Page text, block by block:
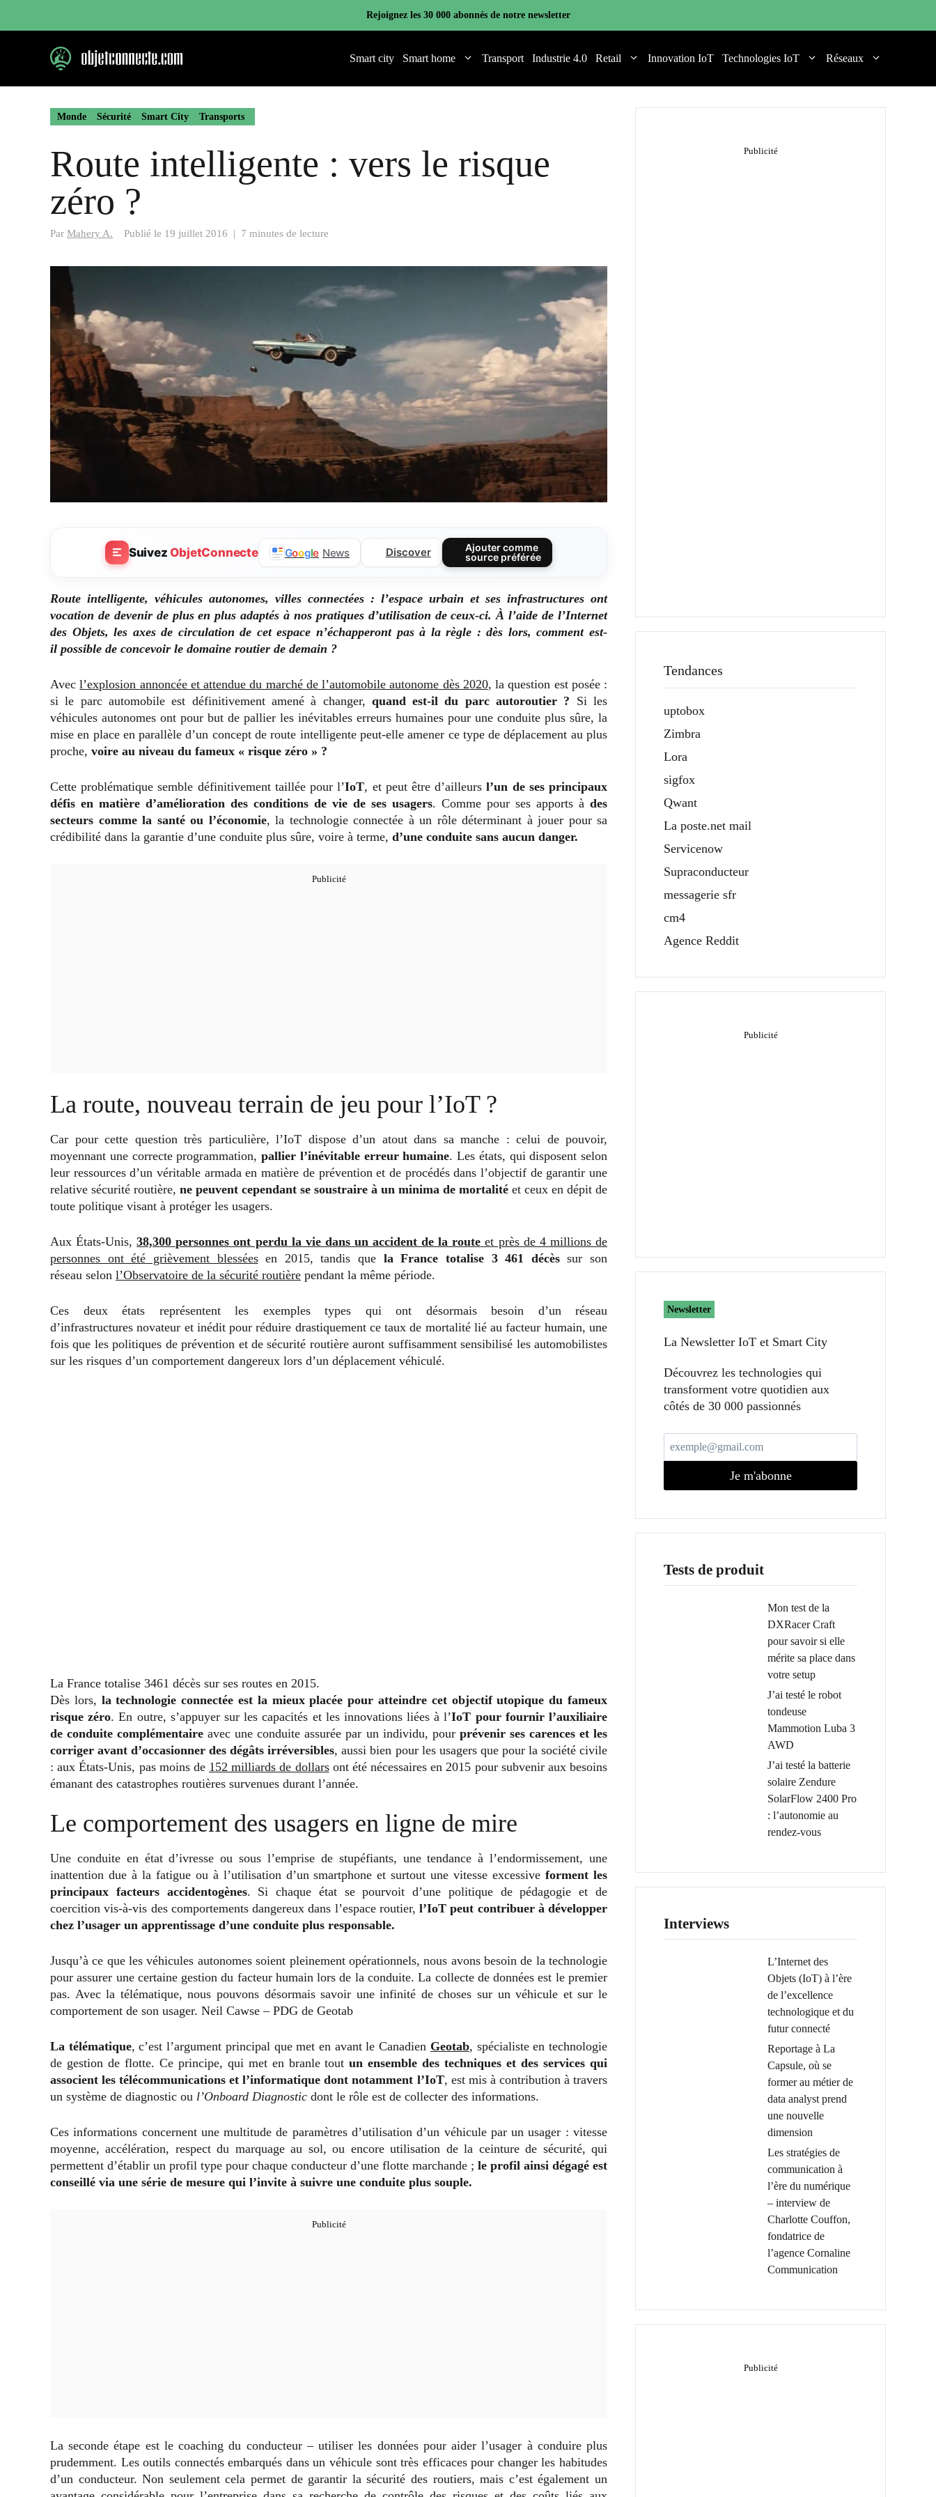
Rejoignez les 30 000 abonnés de notre newsletter
Smart city Smart home Transport Industrie 4.0 Retail Innovation IoT Technologies IoT Réseaux
Monde Sécurité Smart City Transports
Route intelligente : vers le risque
zéro ?
Par Mahery A. Publié le 19 juillet 2016 | 7 minutes de lecture
SuivezObjetConnecte Google News Discover
Ajouter comme
source préférée
Route intelligente, véhicules autonomes, villes connectées : l’espace urbain et ses infrastructures ont
vocation de devenir de plus en plus adaptés à nos pratiques d’utilisation de ceux-ci. À l’aide de l’Internet
des Objets, les axes de circulation de cet espace n’échapperont pas à la règle : dès lors, comment est-
il possible de concevoir le domaine routier de demain ?
Avecl’explosion annoncée et attendue du marché de l’automobile autonome dès 2020, la question est posée :
si le parc automobile est définitivement amené à changer, quand est-il du parc autoroutier ? Si les
véhicules autonomes ont pour but de pallier les inévitables erreurs humaines pour une conduite plus sûre, la
mise en place en parallèle d’un concept de route intelligente peut-elle amener ce type de déplacement au plus
proche, voire au niveau du fameux « risque zéro » ?
Cette problématique semble définitivement taillée pour l’IoT, et peut être d’ailleursl’un de ses principaux
défis en matière d’amélioration des conditions de vie de ses usagers. Comme pour ses apports à des
secteurs comme la santé ou l’économie, la technologie connectée à un rôle déterminant à jouer pour sa
crédibilité dans la garantie d’une conduite plus sûre, voire à terme, d’une conduite sans aucun danger.
La route, nouveau terrain de jeu pour l’IoT ?
Car pour cette question très particulière, l’IoT dispose d’un atout dans sa manche : celui de pouvoir,
moyennant une correcte programmation, pallier l’inévitable erreur humaine. Les états, qui disposent selon
leur ressources d’un véritable armada en matière de prévention et de procédés dans l’objectif de garantir une
relative sécurité routière, ne peuvent cependant se soustraire à un minima de mortalité et ceux en dépit de
toute politique visant à protéger les usagers.
Aux États-Unis,38,300 personnes ont perdu la vie dans un accident de la route et près de 4 millions de
personnes ont été grièvement blesséesen 2015, tandis que la France totalise 3 461 décèssur son
réseau selon l’Observatoire de la sécurité routière pendant la même période.
Ces deux états représentent les exemples types qui ont désormais besoin d’un réseau
d’infrastructures novateur et inédit pour réduire drastiquement ce taux de mortalité lié au facteur humain, une
fois que les politiques de prévention et de sécurité routière auront suffisamment sensibilisé les automobilistes
sur les risques d’un comportement dangereux lors d’un déplacement véhiculé.
La France totalise 3461 décès sur ses routes en 2015.
Dès lors, la technologie connectée est la mieux placée pour atteindre cet objectif utopique du fameux
risque zéro. En outre, s’appuyer sur les capacités et les innovations liées à l’IoT pour fournir l’auxiliaire
de conduite complémentaire avec une conduite assurée par un individu, pour prévenir ses carences et les
corriger avant d’occasionner des dégâts irréversibles, aussi bien pour les usagers que pour la société civile
: aux États-Unis, pas moins de 152 milliards de dollarsont été nécessaires en 2015 pour subvenir aux besoins
émanant des catastrophes routières survenues durant l’année.
Le comportement des usagers en ligne de mire
Une conduite en état d’ivresse ou sous l’emprise de stupéfiants, une tendance à l’endormissement, une
inattention due à la fatigue ou à l’utilisation d’un smartphone et surtout une vitesse excessiveforment les
principaux facteurs accidentogènes. Si chaque état se pourvoit d’une politique de pédagogie et de
coercition vis-à-vis des comportements dangereux dans l’espace routier, l’IoT peut contribuer à développer
chez l’usager un apprentissage d’une conduite plus responsable.
Jusqu’à ce que les véhicules autonomes soient pleinement opérationnels, nous avons besoin de la technologie
pour assurer une certaine gestion du facteur humain lors de la conduite. La collecte de données est le premier
pas. Avec la télématique, nous pouvons désormais savoir une infinité de choses sur un véhicule et sur le
comportement de son usager. Neil Cawse – PDG de Geotab
La télématique, c’est l’argument principal que met en avant le Canadien Geotab, spécialiste en technologie
de gestion de flotte. Ce principe, qui met en branle toutun ensemble des techniques et des services qui
associent les télécommunications et l’informatique dont notamment l’IoT, est mis à contribution à travers
un système de diagnostic ou l’Onboard Diagnostic dont le rôle est de collecter des informations.
Ces informations concernent une multitude de paramètres d’utilisation d’un véhicule par un usager : vitesse
moyenne, accélération, respect du marquage au sol, ou encore utilisation de la ceinture de sécurité, qui
permettent d’établir un profil type pour chaque conducteur d’une flotte marchande ; le profil ainsi dégagé est
conseillé via une série de mesure qui l’invite à suivre une conduite plus souple.
La seconde étape est le coaching du conducteur – utiliser les données pour aider l’usager à conduire plus
prudemment. Les outils connectés embarqués dans un véhicule sont très efficaces pour changer les habitudes
d’un conducteur. Non seulement cela permet de garantir la sécurité des routiers, mais c’est également un
Tendances
uptobox
Zimbra
Lora
sigfox
Qwant
La poste.net mail
Servicenow
Supraconducteur
messagerie sfr
cm4
Agence Reddit
Newsletter
La Newsletter IoT et Smart City​
Découvrez les technologies qui
transforment votre quotidien aux
côtés de 30 000 passionnés
Je m'abonne
Tests de produit
Mon test de la
DXRacer Craft
pour savoir si elle
mérite sa place dans
votre setup
J’ai testé le robot
tondeuse
Mammotion Luba 3
AWD
J’ai testé la batterie
solaire Zendure
SolarFlow 2400 Pro
: l’autonomie au
rendez-vous
Interviews
L’Internet des
Objets (IoT) à l’ère
de l’excellence
technologique et du
futur connecté
Reportage à La
Capsule, où se
former au métier de
data analyst prend
une nouvelle
dimension
Les stratégies de
communication à
l’ère du numérique
– interview de
Charlotte Couffon,
fondatrice de
l’agence Cornaline
Communication